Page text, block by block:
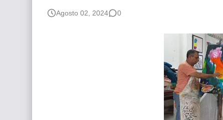
Que significan los cuadros de negras
El mundo del arte en pintura surrealista
Agosto 02, 2024 0